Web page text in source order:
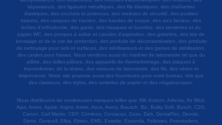
séparateurs, des ligatures métalliques, des fils élastiques, des chaînettes
élastiques, des crochets et potences, des modules de sécurité, des position
trainers, des casques de traction, des bandes de nuque, des arcs faciaux, des
boîtes d'orthodontie, des gants, des masques et lunettes, des serviettes et du
papier WC, des pompes à salive et canules d'aspiration, des gobelets, des kits de
brossage et de la cire de protection, des produits de décontamination, des produits
de nettoyage pour sols et surfaces, des stérilisateurs et des gaines de stérilisation,
des cardes pour fraises. Nous vendons aussi du matériel de laboratoire tel que du
plâtre, des tailles-plâtres, des appareils de thermoformage, des plaques à
thermoformer, de la résine, des moteurs de laboratoire, des fils, des vérins et
disjoncteurs. Notre site propose aussi des fournitures pour votre bureau, tels que
des classeurs, des stylos, des ramettes de papier et des négatoscopes.
Nous distribuons de nombreuses marques telles que 3M, Acteon, Adenta, Air Wick,
Ajax, Anios, Apple, Argos, Astek, Asus, Avery, Bausch, Bic, Bulky Soft, Busch, C2G,
Canon, Carl Martin, CEP, Cominox, Contacez, Coxo, Deb, DentaFloc, Devolo,
Dymo, Duracell, Elba, Elmex, EMS, Esselte, Euronda, Fellowes, Forestadent,